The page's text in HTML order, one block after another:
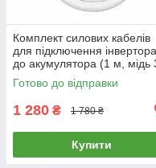
Комплект силових кабелів
для підключення інвертора
до акумулятора (1 м, мідь
мм²) для інвертора, АКБ
Готово до відправки
1 280 ₴ 1 780 ₴
Купити